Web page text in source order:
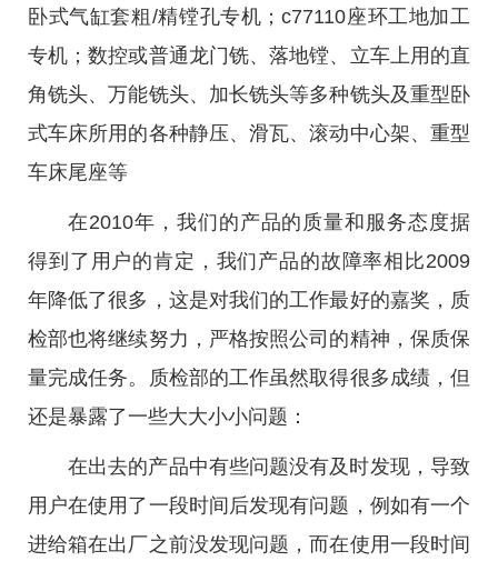
卧式气缸套粗/精镗孔专机；c77110座环工地加工
专机；数控或普通龙门铣、落地镗、立车上用的直
角铣头、万能铣头、加长铣头等多种铣头及重型卧
式车床所用的各种静压、滑瓦、滚动中心架、重型
车床尾座等
在2010年，我们的产品的质量和服务态度据
得到了用户的肯定，我们产品的故障率相比2009
年降低了很多，这是对我们的工作最好的嘉奖，质
检部也将继续努力，严格按照公司的精神，保质保
量完成任务。质检部的工作虽然取得很多成绩，但
还是暴露了一些大大小小问题：
在出去的产品中有些问题没有及时发现，导致
用户在使用了一段时间后发现有问题，例如有一个
进给箱在出厂之前没发现问题，而在使用一段时间